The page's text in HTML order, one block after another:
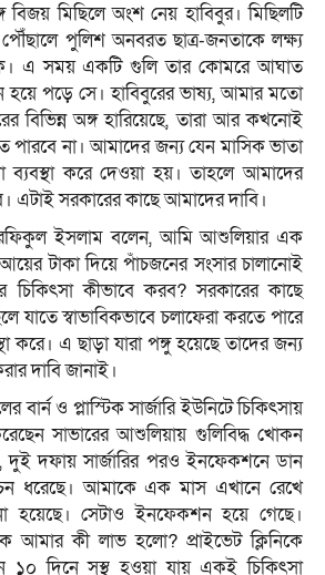
মিছিলে অংশ নেয় হাবিবুর। মিছিলটি
পুলিশ অনবরত ছাত্র-জনতাকে লক্ষ্য
এ সময় একটি গুলি তার কোমরে আঘাত
পড়ে সে। হাবিবুরের ভাষ্য, আমার মতো
বিভিন্ন অঙ্গ হারিয়েছে, তারা আর কখনোই
পারবে না। আমাদের জন্য যেন মাসিক ভাতা
করে দেওয়া হয়। তাহলে আমাদের
এটাই সরকারের কাছে আমাদের দাবি।
রফিকুল ইসলাম বলেন, আমি আশুলিয়ার এক
টাকা দিয়ে পাঁচজনের সংসার চালানোই
চিকিৎসা কীভাবে করব? সরকারের কাছে
যাতে স্বাভাবিকভাবে চলাফেরা করতে পারে
করে। এ ছাড়া যারা পঙ্গু হয়েছে তাদের জন্য
দাবি জানাই।
বার্ন ও প্লাস্টিক সার্জারি ইউনিটে চিকিৎসায়
সাভারের আশুলিয়ায় গুলিবিদ্ধ খোকন
দফায় সার্জারির পরও ইনফেকশনে ডান
ধরেছে। আমাকে এক মাস এখানে রেখে
হয়েছে। সেটাও ইনফেকশন হয়ে গেছে।
আমার কী লাভ হলো? প্রাইভেট ক্লিনিকে
১০ দিনে সুস্থ হওয়া যায় একই চিকিৎসা